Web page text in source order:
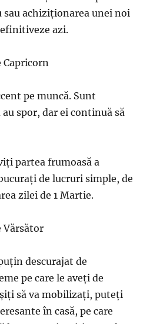
sau achiziționarea unei noi
azi.
Capricorn
pe muncă. Sunt
spor, dar ei continuă să
partea frumoasă a
de lucruri simple, de
zilei de 1 Martie.
Vărsător
descurajat de
pe care le aveți de
să va mobilizați, puteți
în casă, pe care